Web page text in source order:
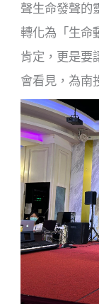
聲生命發聲的
轉化為「生命
肯定，更是要
會看見，為南